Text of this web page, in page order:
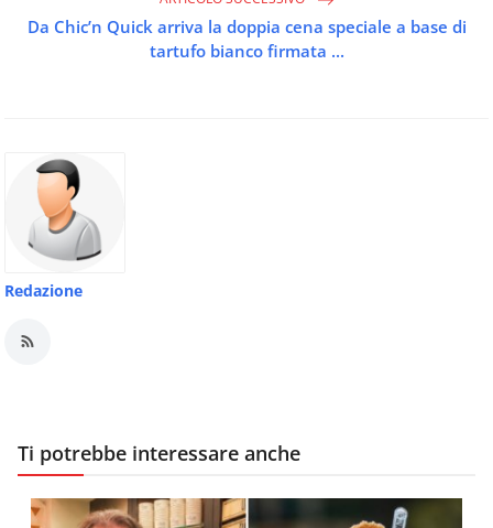
Da Chic’n Quick arriva la doppia cena speciale a base di
tartufo bianco firmata ...
Redazione
Ti potrebbe interessare anche